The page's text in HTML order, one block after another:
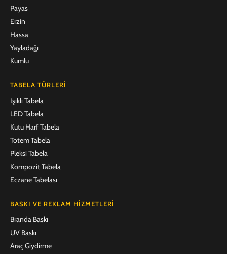
Payas
Erzin
Hassa
Yayladağı
Kumlu
TABELA TÜRLERI
Işıklı Tabela
LED Tabela
Kutu Harf Tabela
Totem Tabela
Pleksi Tabela
Kompozit Tabela
Eczane Tabelası
BASKI VE REKLAM HIZMETLERI
Branda Baskı
UV Baskı
Araç Giydirme